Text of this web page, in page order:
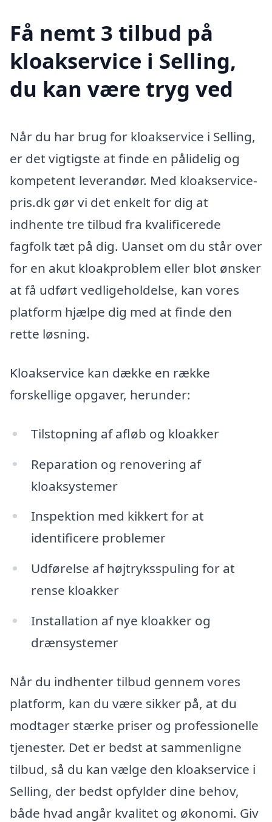
Få nemt 3 tilbud på
kloakservice i Selling,
du kan være tryg ved
Når du har brug for kloakservice i Selling,
er det vigtigste at finde en pålidelig og
kompetent leverandør. Med kloakservice-
pris.dk gør vi det enkelt for dig at
indhente tre tilbud fra kvalificerede
fagfolk tæt på dig. Uanset om du står over
for en akut kloakproblem eller blot ønsker
at få udført vedligeholdelse, kan vores
platform hjælpe dig med at finde den
rette løsning.
Kloakservice kan dække en række
forskellige opgaver, herunder:
Tilstopning af afløb og kloakker
Reparation og renovering af
kloaksystemer
Inspektion med kikkert for at
identificere problemer
Udførelse af højtryksspuling for at
rense kloakker
Installation af nye kloakker og
drænsystemer
Når du indhenter tilbud gennem vores
platform, kan du være sikker på, at du
modtager stærke priser og professionelle
tjenester. Det er bedst at sammenligne
tilbud, så du kan vælge den kloakservice i
Selling, der bedst opfylder dine behov,
både hvad angår kvalitet og økonomi. Giv